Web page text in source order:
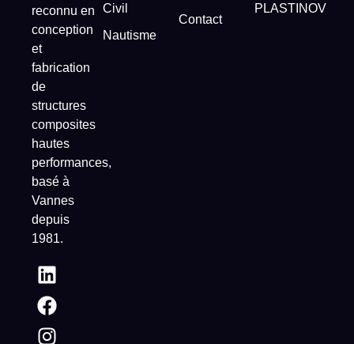
reconnu en
conception
et
fabrication
de
structures
composites
hautes
performances,
basé à
Vannes
depuis
1981.
Civil
Nautisme
Contact
PLASTINOV